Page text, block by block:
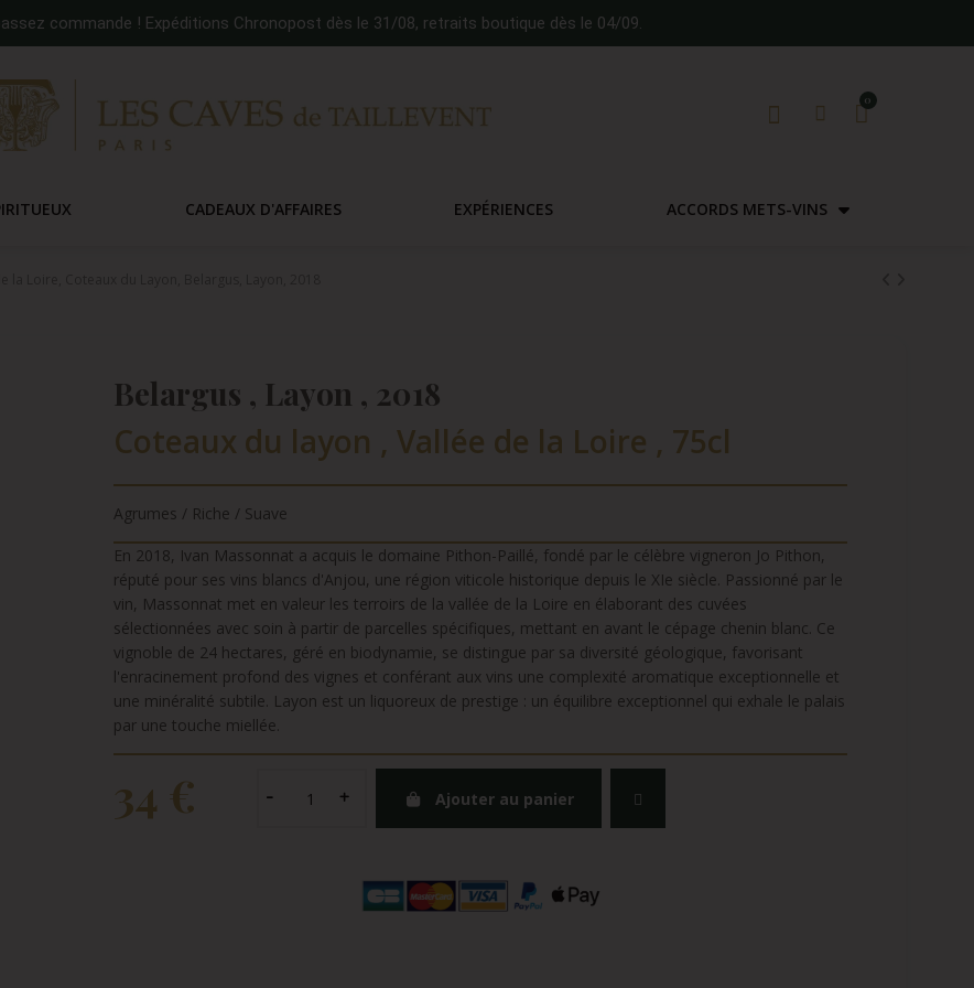
commande ! Expéditions Chronopost dès le 31/08, retraits boutique dès le 04/09.
CADEAUX D'AFFAIRES EXPÉRIENCES ACCORDS METS-VINS
Belargus , Layon , 2018
Coteaux du layon , Vallée de la Loire , 75cl
Agrumes / Riche / Suave
En 2018, Ivan Massonnat a acquis le domaine Pithon-Paillé, fondé par le célèbre vigneron Jo Pithon,
réputé pour ses vins blancs d'Anjou, une région viticole historique depuis le XIe siècle. Passionné par le
vin, Massonnat met en valeur les terroirs de la vallée de la Loire en élaborant des cuvées
sélectionnées avec soin à partir de parcelles spécifiques, mettant en avant le cépage chenin blanc. Ce
vignoble de 24 hectares, géré en biodynamie, se distingue par sa diversité géologique, favorisant
l'enracinement profond des vignes et conférant aux vins une complexité aromatique exceptionnelle et
une minéralité subtile. Layon est un liquoreux de prestige : un équilibre exceptionnel qui exhale le palais
par une touche miellée.
34 € Ajouter au panier